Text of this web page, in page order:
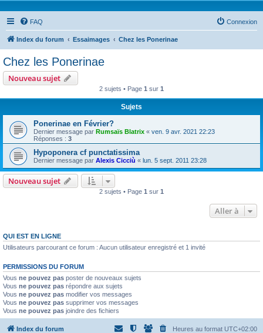
FAQ Connexion
Index du forum Essaimages Chez les Ponerinae
Chez les Ponerinae
Nouveau sujet
2 sujets • Page 1 sur 1
Sujets
Ponerinae en Février?
Dernier message par Rumsaïs Blatrix « ven. 9 avr. 2021 22:23
Réponses : 3
Hypoponera cf punctatissima
Dernier message par Alexis Cicciù « lun. 5 sept. 2011 23:28
Nouveau sujet
2 sujets • Page 1 sur 1
Aller à
QUI EST EN LIGNE
Utilisateurs parcourant ce forum : Aucun utilisateur enregistré et 1 invité
PERMISSIONS DU FORUM
Vous ne pouvez pas poster de nouveaux sujets
Vous ne pouvez pas répondre aux sujets
Vous ne pouvez pas modifier vos messages
Vous ne pouvez pas supprimer vos messages
Vous ne pouvez pas joindre des fichiers
Index du forum Heures au format UTC+02:00